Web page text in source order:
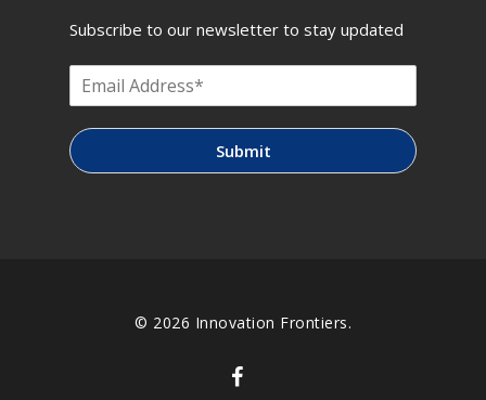
Subscribe to our newsletter to stay updated
Submit
© 2026 Innovation Frontiers.